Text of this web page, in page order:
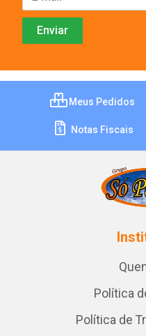
Meus Pedidos
Notas Fiscais
Política
Política de